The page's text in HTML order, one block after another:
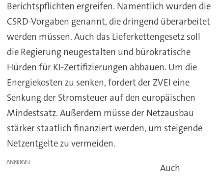
Berichtspflichten ergreifen. Namentlich wurden die
CSRD-Vorgaben genannt, die dringend überarbeitet
werden müssen. Auch das Lieferkettengesetz soll
die Regierung neugestalten und bürokratische
Hürden für KI-Zertifizierungen abbauen. Um die
Energiekosten zu senken, fordert der ZVEI eine
Senkung der Stromsteuer auf den europäischen
Mindestsatz. Außerdem müsse der Netzausbau
stärker staatlich finanziert werden, um steigende
Netzentgelte zu vermeiden.
ANZEIGE
Auch